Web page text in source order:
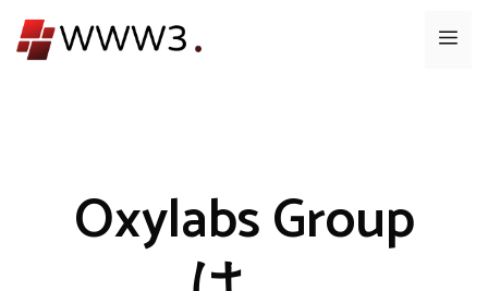
ン
メ
Oxylabs Group